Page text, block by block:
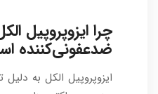
چرا ایزوپروپیل
ضدعفونی‌کننده
ایزوپروپیل الکل به دلیل